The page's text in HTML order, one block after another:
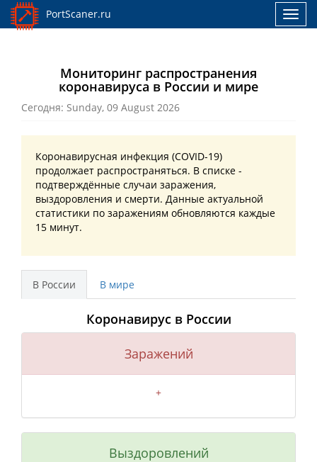
PortScaner.ru
Мониторинг распространения
коронавируса в России и мире
Сегодня: Sunday, 09 August 2026
Коронавирусная инфекция (COVID-19)
продолжает распространяться. В списке -
подтверждённые случаи заражения,
выздоровления и смерти. Данные актуальной
статистики по заражениям обновляются каждые
15 минут.
В Роcсии В мире
Коронавирус в России
Заражений
+
Выздоровлений